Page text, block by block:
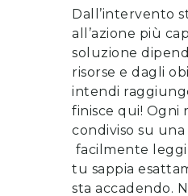
Dall’intervento
all’azione più
soluzione
risorse e dagli
intendi
finisce qui! Ogni
condiviso su
facilmente
tu sappia
sta accadendo.